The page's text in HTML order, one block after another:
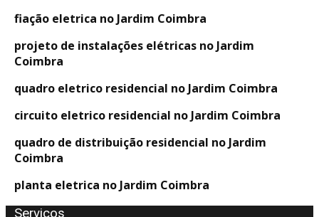
fiação eletrica no Jardim Coimbra
projeto de instalações elétricas no Jardim
Coimbra
quadro eletrico residencial no Jardim Coimbra
circuito eletrico residencial no Jardim Coimbra
quadro de distribuição residencial no Jardim
Coimbra
planta eletrica no Jardim Coimbra
Serviços